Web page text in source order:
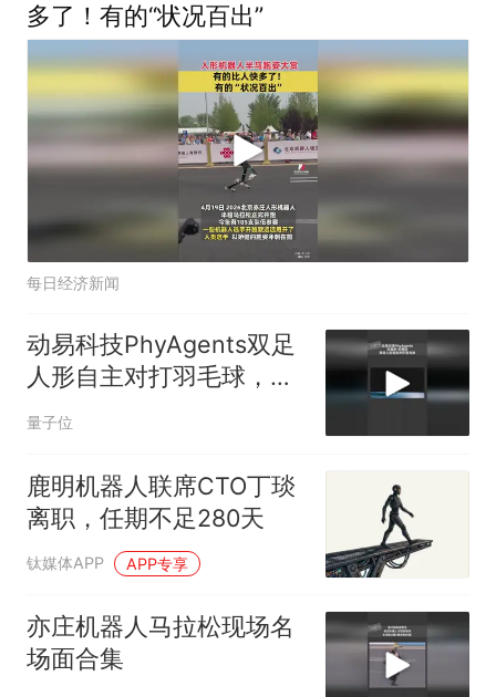
多了！有的“状况百出”
每日经济新闻
动易科技PhyAgents双足
人形自主对打羽毛球，无
遥控，实时决策击球落点
量子位
鹿明机器人联席CTO丁琰
离职，任期不足280天
钛媒体APP APP专享
亦庄机器人马拉松现场名
场面合集